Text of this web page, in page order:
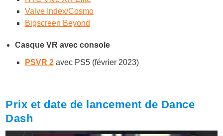
Valve Index/Cosmo
Bigscreen Beyond
Casque VR avec console
PSVR 2avec PS5 (février 2023)
Prix et date de lancement de Dance
Dash